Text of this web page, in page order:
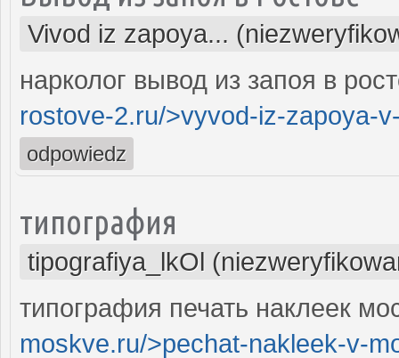
Vivod iz zapoya...
нарколог вывод из запоя в
rostove-2.ru/>vyvod-iz-zapoya-
odpowiedz
типография
tipografiya_lkOl
типография печать наклеек
moskve.ru/>pechat-nakleek-v-